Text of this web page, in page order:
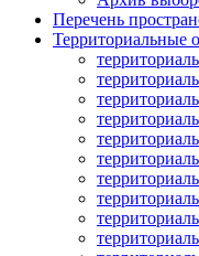
Перечень
Территориальные